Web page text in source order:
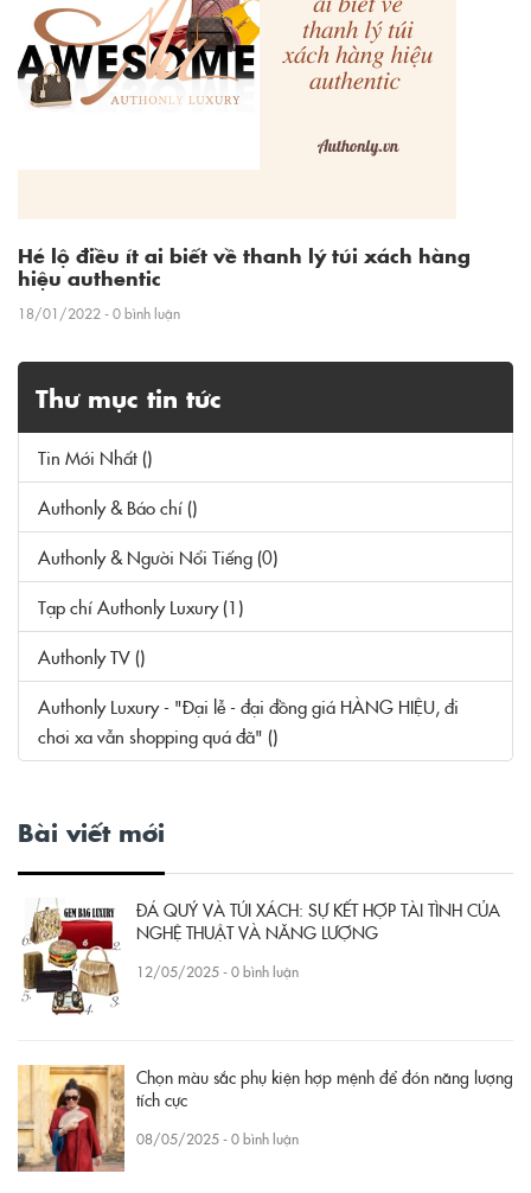
Hé lộ điều ít ai biết về thanh lý túi xách hàng
hiệu authentic
18/01/2022 - 0 bình luận
Thư mục tin tức
Tin Mới Nhất ()
Authonly & Báo chí ()
Authonly & Người Nổi Tiếng (0)
Tạp chí Authonly Luxury (1)
Authonly TV ()
Authonly Luxury - "Đại lễ - đại đồng giá HÀNG HIỆU, đi
chơi xa vẫn shopping quá đã" ()
Bài viết mới
ĐÁ QUÝ VÀ TÚI XÁCH: SỰ KẾT HỢP TÀI TÌNH CỦA
NGHỆ THUẬT VÀ NĂNG LƯỢNG
12/05/2025 - 0 bình luận
Chọn màu sắc phụ kiện hợp mệnh để đón năng lượng
tích cực
08/05/2025 - 0 bình luận